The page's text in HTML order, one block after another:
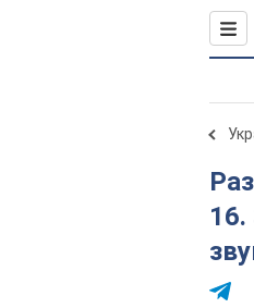
Раздел Фонетика. Орфоепія. Графіка. Орфографія. §
16.